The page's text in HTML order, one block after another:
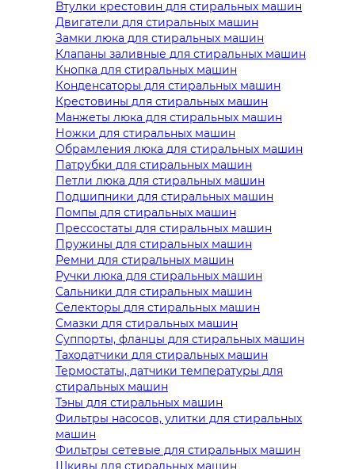
Втулки крестовин для стиральных машин
Двигатели для стиральных машин
Замки люка для стиральных машин
Клапаны заливные для стиральных машин
Кнопка для стиральных машин
Конденсаторы для стиральных машин
Крестовины для стиральных машин
Манжеты люка для стиральных машин
Ножки для стиральных машин
Обрамления люка для стиральных машин
Патрубки для стиральных машин
Петли люка для стиральных машин
Подшипники для стиральных машин
Помпы для стиральных машин
Прессостаты для стиральных машин
Пружины для стиральных машин
Ремни для стиральных машин
Ручки люка для стиральных машин
Сальники для стиральных машин
Селекторы для стиральных машин
Смазки для стиральных машин
Суппорты, фланцы для стиральных машин
Таходатчики для стиральных машин
Термостаты, датчики температуры для
стиральных машин
Тэны для стиральных машин
Фильтры насосов, улитки для стиральных
машин
Фильтры сетевые для стиральных машин
Шкивы для стиральных машин